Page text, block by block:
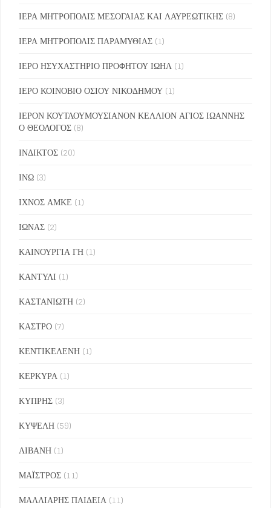
ΙΕΡΑ ΜΗΤΡΟΠΟΛΙΣ ΜΕΣΟΓΑΙΑΣ ΚΑΙ ΛΑΥΡΕΩΤΙΚΗΣ (8)
ΙΕΡΑ ΜΗΤΡΟΠΟΛΙΣ ΠΑΡΑΜΥΘΙΑΣ (1)
ΙΕΡΟ ΗΣΥΧΑΣΤΗΡΙΟ ΠΡΟΦΗΤΟΥ ΙΩΗΛ (1)
ΙΕΡΟ ΚΟΙΝΟΒΙΟ ΟΣΙΟΥ ΝΙΚΟΔΗΜΟΥ (1)
ΙΕΡΟΝ ΚΟΥΤΛΟΥΜΟΥΣΙΑΝΟΝ ΚΕΛΛΙΟΝ ΑΓΙΟΣ ΙΩΑΝΝΗΣ
Ο ΘΕΟΛΟΓΟΣ (8)
ΙΝΔΙΚΤΟΣ (20)
ΙΝΩ (3)
ΙΧΝΟΣ ΑΜΚΕ (1)
ΙΩΝΑΣ (2)
ΚΑΙΝΟΥΡΓΙΑ ΓΗ (1)
ΚΑΝΤΥΛΙ (1)
ΚΑΣΤΑΝΙΩΤΗ (2)
ΚΑΣΤΡΟ (7)
ΚΕΝΤΙΚΕΛΕΝΗ (1)
ΚΕΡΚΥΡΑ (1)
ΚΥΠΡΗΣ (3)
ΚΥΨΕΛΗ (59)
ΛΙΒΑΝΗ (1)
ΜΑΪΣΤΡΟΣ (11)
ΜΑΛΛΙΑΡΗΣ ΠΑΙΔΕΙΑ (11)